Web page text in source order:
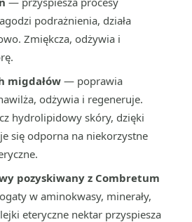
podrażnienia, działa
Zmiękcza, odżywia i
migdałów — poprawia
odżywia i regeneruje.
hydrolipidowy skóry, dzięki
się odporna na niekorzystne
pozyskiwany z Combretum
w aminokwasy, minerały,
eteryczne nektar przyspiesza